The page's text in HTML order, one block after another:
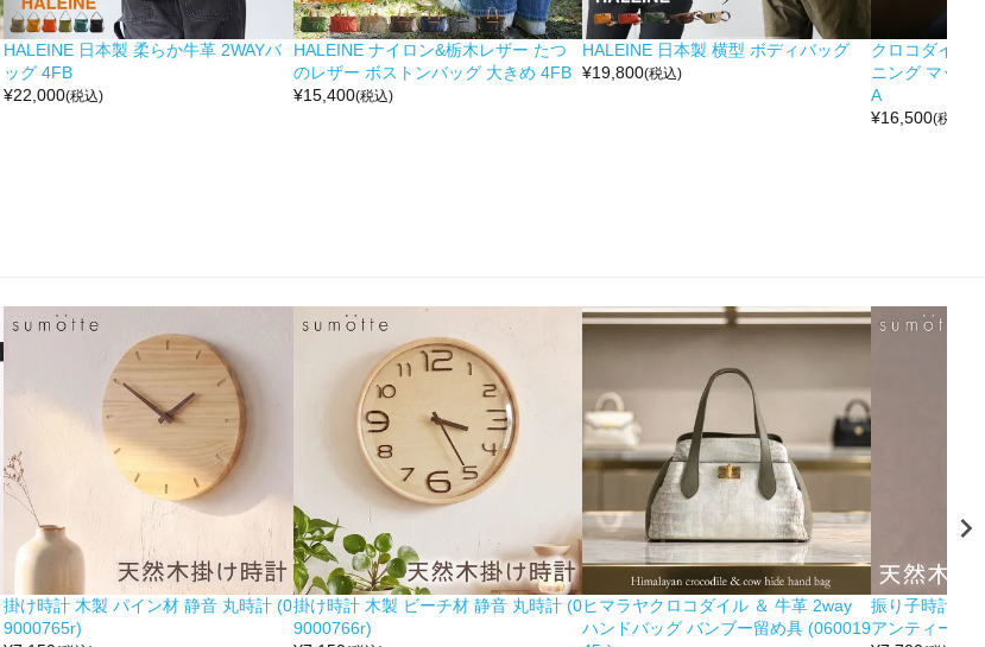
HALEINE 日本製 柔らか牛革 2WAYバ
ッグ 4FB
¥22,000(税込)
HALEINE ナイロン&栃木レザー たつ
のレザー ボストンバッグ 大きめ 4FB
¥15,400(税込)
HALEINE 日本製 横型 ボディバッグ
¥19,800(税込)
クロコダイル
ニング マット
A
¥16,500(税込)
掛け時計 木製 パイン材 静音 丸時計 (0
9000765r)
掛け時計 木製 ビーチ材 静音 丸時計 (0
9000766r)
ヒマラヤクロコダイル ＆ 牛革 2way
ハンドバッグ バンブー留め具 (060019
振り子時計 木
アンティーク